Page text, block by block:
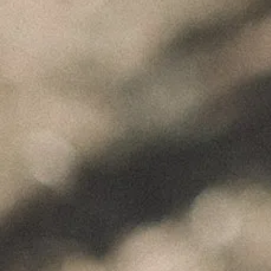
Gerir o Consentimento
"Wine is not made for winemakers and
their friends alone, but I wish I will always
have plenty of them to share it with."
+351 912 844 136
Celeirós do Douro - Sabrosa
www.paulocoutinho.wine